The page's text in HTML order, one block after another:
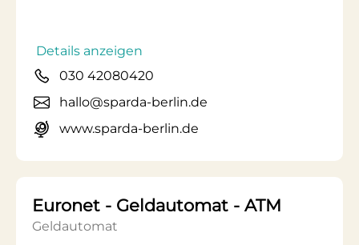
Details anzeigen
030 42080420
hallo@sparda-berlin.de
www.sparda-berlin.de
Euronet - Geldautomat - ATM
Geldautomat